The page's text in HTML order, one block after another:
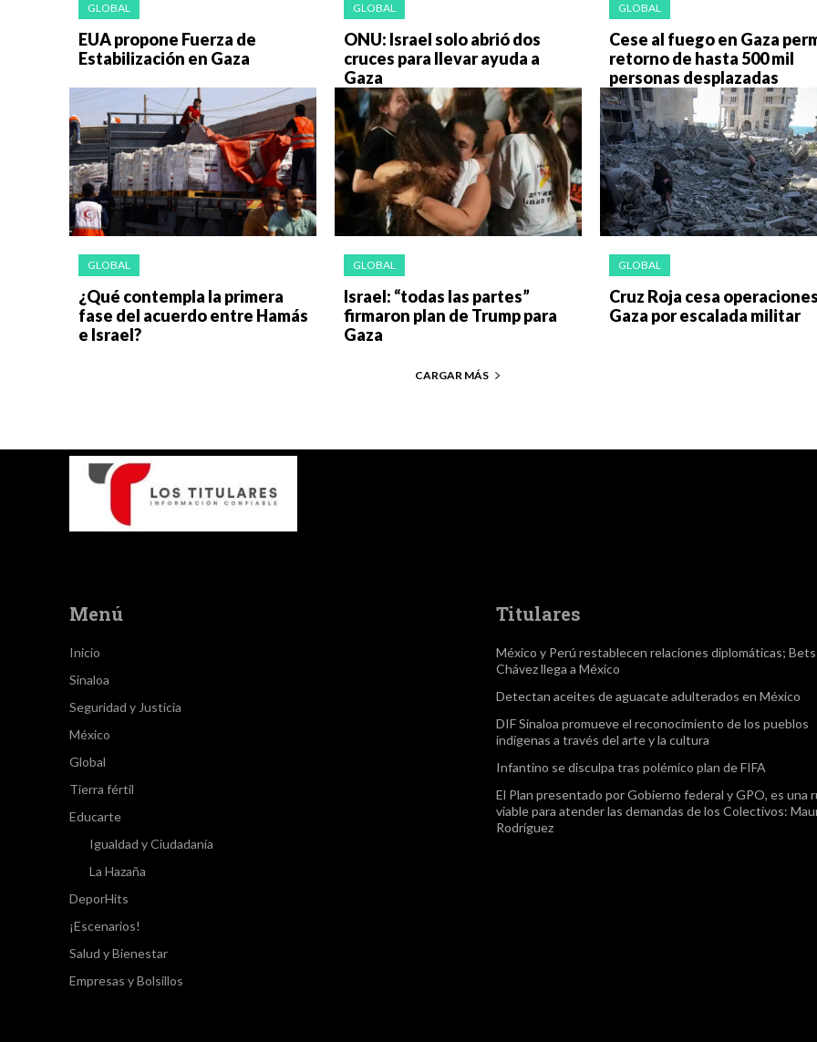
GLOBAL
EUA propone Fuerza de
Estabilización en Gaza
GLOBAL
ONU: Israel solo abrió dos
cruces para llevar ayuda a
Gaza
GLOBAL
Cese al fuego en Gaza
retorno de hasta 500 mil
personas desplazadas
GLOBAL
¿Qué contempla la primera
fase del acuerdo entre Hamás
e Israel?
GLOBAL
Israel: “todas las partes”
firmaron plan de Trump para
Gaza
GLOBAL
Cruz Roja cesa
Gaza por escalada militar
CARGAR MÁS
Menú
Inicio
Sinaloa
Seguridad y Justicia
México
Global
Tierra fértil
Educarte
Igualdad y Ciudadanía
La Hazaña
DeporHits
¡Escenarios!
Salud y Bienestar
Empresas y Bolsillos
Titulares
México y Perú restablecen relaciones diplomáticas;
Chávez llega a México
Detectan aceites de aguacate adulterados en México
DIF Sinaloa promueve el reconocimiento de los pueblos
indígenas a través del arte y la cultura
Infantino se disculpa tras polémico plan de FIFA
El Plan presentado por Gobierno federal y GPO, es una
viable para atender las demandas de los Colectivos:
Rodríguez